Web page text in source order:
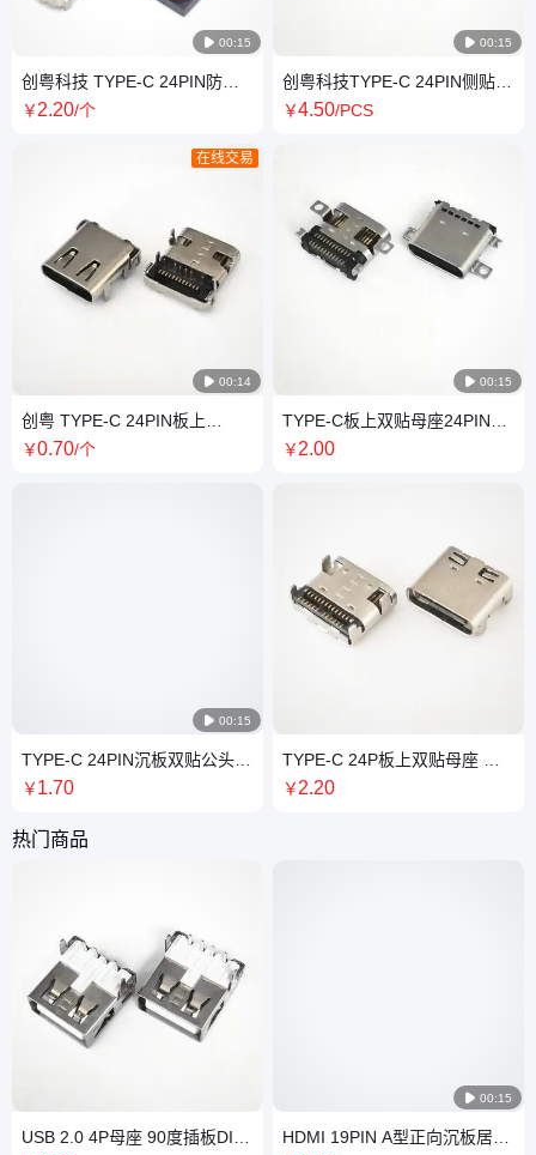
 00:15
创粤科技 TYPE-C 24PIN防水
母座 立式贴片SMT 高
￥2.20/个
 00:14
在线交易
创粤 TYPE-C 24PIN板上
DIP+SMT母座 四脚插板 有柱
￥0.70/个
 00:15
TYPE-C 24PIN沉板双贴公头
两脚插板 双排贴片SMT 拉伸款
￥1.70
 00:15
创粤科技TYPE-C 24PIN侧贴母
座 侧立式贴片 四脚插板SMT
￥4.50/PCS
 00:15
TYPE-C板上双贴母座24PIN双
排贴片SMT四脚贴板
￥2.00
TYPE-C 24P板上双贴母座 四
脚插板 端子双排贴片SMT 带后
￥2.20
热门商品
USB 2.0 4P母座 90度插板DIP
 00:15
HDMI 19PIN A型正向沉板居中